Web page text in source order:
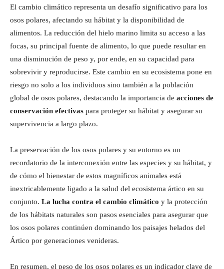
El cambio climático representa un desafío significativo para los
osos polares, afectando su hábitat y la disponibilidad de
alimentos. La reducción del hielo marino limita su acceso a las
focas, su principal fuente de alimento, lo que puede resultar en
una disminución de peso y, por ende, en su capacidad para
sobrevivir y reproducirse. Este cambio en su ecosistema pone en
riesgo no solo a los individuos sino también a la población
global de osos polares, destacando la importancia de acciones de
conservación efectivas para proteger su hábitat y asegurar su
supervivencia a largo plazo.
La preservación de los osos polares y su entorno es un
recordatorio de la interconexión entre las especies y su hábitat, y
de cómo el bienestar de estos magníficos animales está
inextricablemente ligado a la salud del ecosistema ártico en su
conjunto. La lucha contra el cambio climático y la protección
de los hábitats naturales son pasos esenciales para asegurar que
los osos polares continúen dominando los paisajes helados del
Ártico por generaciones venideras.
En resumen, el peso de los osos polares es un indicador clave de